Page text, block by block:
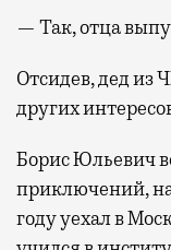
— Так, отца
Отсидев, дед из
других
Борис Юльевич
приключений,
году уехал в